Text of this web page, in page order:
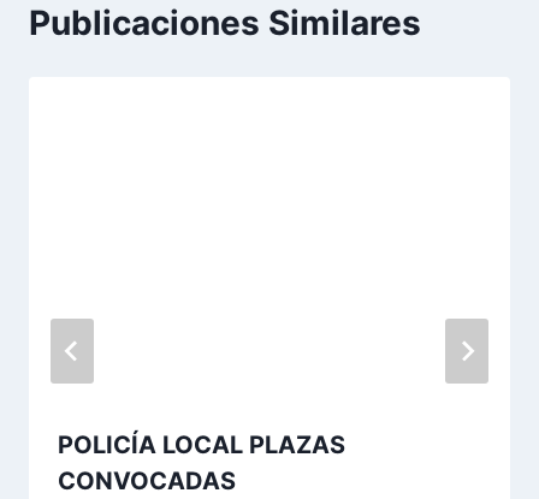
Publicaciones Similares
POLICÍA LOCAL PLAZAS
CONVOCADAS